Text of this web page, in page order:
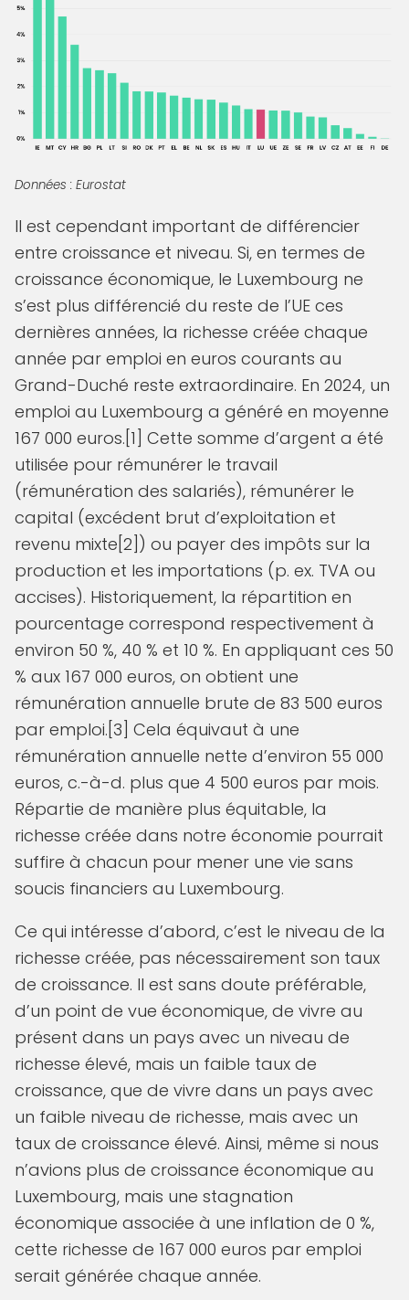
Données : Eurostat
Il est cependant important de différencier
entre croissance et niveau. Si, en termes de
croissance économique, le Luxembourg ne
s’est plus différencié du reste de l’UE ces
dernières années, la richesse créée chaque
année par emploi en euros courants au
Grand-Duché reste extraordinaire. En 2024, un
emploi au Luxembourg a généré en moyenne
167 000 euros.[1] Cette somme d’argent a été
utilisée pour rémunérer le travail
(rémunération des salariés), rémunérer le
capital (excédent brut d’exploitation et
revenu mixte[2]) ou payer des impôts sur la
production et les importations (p. ex. TVA ou
accises). Historiquement, la répartition en
pourcentage correspond respectivement à
environ 50 %, 40 % et 10 %. En appliquant ces 50
% aux 167 000 euros, on obtient une
rémunération annuelle brute de 83 500 euros
par emploi.[3] Cela équivaut à une
rémunération annuelle nette d’environ 55 000
euros, c.-à-d. plus que 4 500 euros par mois.
Répartie de manière plus équitable, la
richesse créée dans notre économie pourrait
suffire à chacun pour mener une vie sans
soucis financiers au Luxembourg.
Ce qui intéresse d’abord, c’est le niveau de la
richesse créée, pas nécessairement son taux
de croissance. Il est sans doute préférable,
d’un point de vue économique, de vivre au
présent dans un pays avec un niveau de
richesse élevé, mais un faible taux de
croissance, que de vivre dans un pays avec
un faible niveau de richesse, mais avec un
taux de croissance élevé. Ainsi, même si nous
n’avions plus de croissance économique au
Luxembourg, mais une stagnation
économique associée à une inflation de 0 %,
cette richesse de 167 000 euros par emploi
serait générée chaque année.